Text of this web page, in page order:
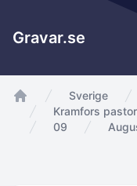
Gravar.se
app.Start
Sverige
Kramfors
09